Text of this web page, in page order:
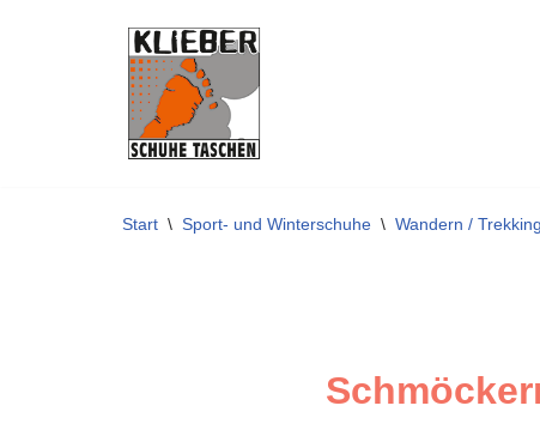
Start \ Sport- und Winterschuhe \ Wandern / Trekking